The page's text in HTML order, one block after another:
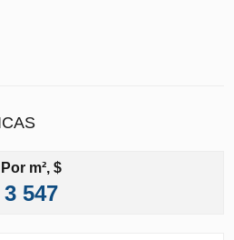
Por m², $
3 547